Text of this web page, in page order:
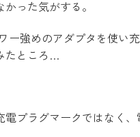
った気がする。
ー強めのアダプタを使い
たところ…
電プラグマークではなく、